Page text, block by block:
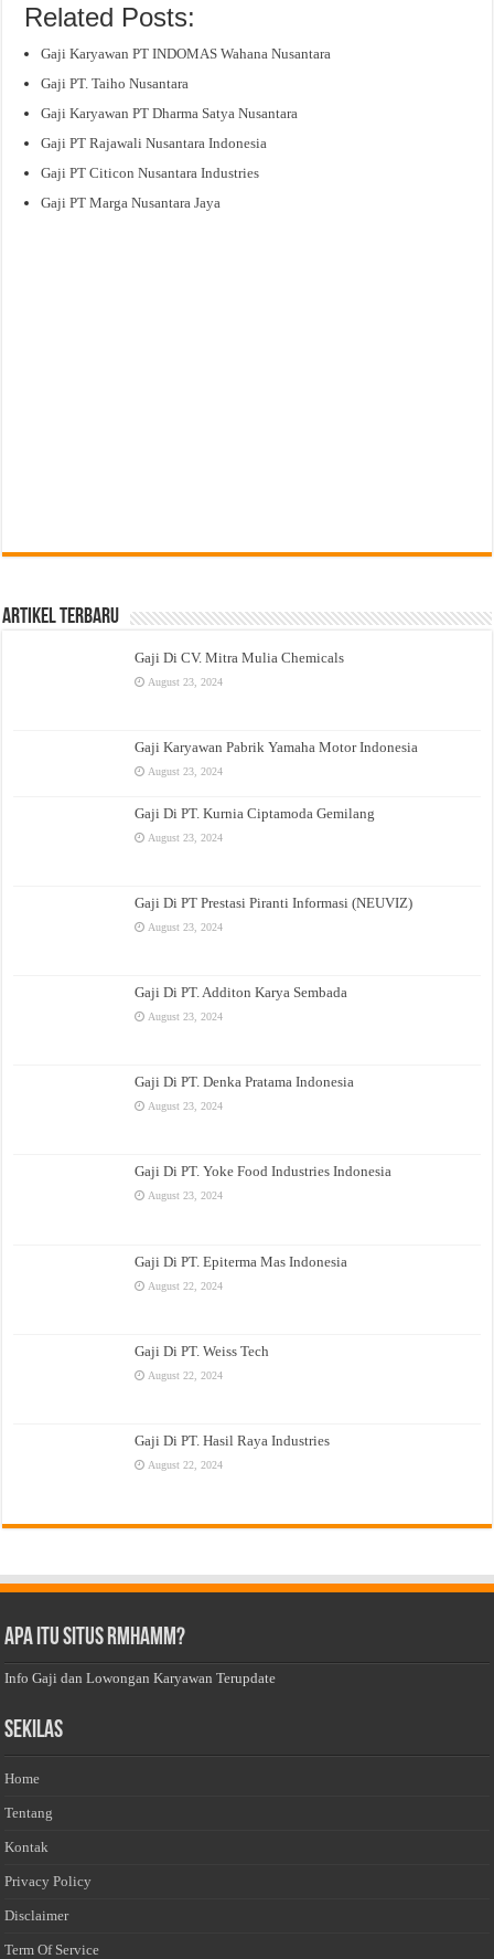
Related Posts:
Gaji Karyawan PT INDOMAS Wahana Nusantara
Gaji PT. Taiho Nusantara
Gaji Karyawan PT Dharma Satya Nusantara
Gaji PT Rajawali Nusantara Indonesia
Gaji PT Citicon Nusantara Industries
Gaji PT Marga Nusantara Jaya
Artikel Terbaru
Gaji Di CV. Mitra Mulia Chemicals
August 23, 2024
Gaji Karyawan Pabrik Yamaha Motor Indonesia
August 23, 2024
Gaji Di PT. Kurnia Ciptamoda Gemilang
August 23, 2024
Gaji Di PT Prestasi Piranti Informasi (NEUVIZ)
August 23, 2024
Gaji Di PT. Additon Karya Sembada
August 23, 2024
Gaji Di PT. Denka Pratama Indonesia
August 23, 2024
Gaji Di PT. Yoke Food Industries Indonesia
August 23, 2024
Gaji Di PT. Epiterma Mas Indonesia
August 22, 2024
Gaji Di PT. Weiss Tech
August 22, 2024
Gaji Di PT. Hasil Raya Industries
August 22, 2024
Apa Itu Situs Rmhamm?
Info Gaji dan Lowongan Karyawan Terupdate
Sekilas
Home
Tentang
Kontak
Privacy Policy
Disclaimer
Term Of Service